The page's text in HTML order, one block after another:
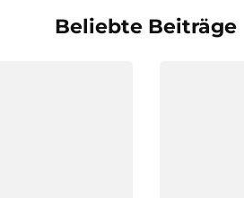
Beliebte Beiträge